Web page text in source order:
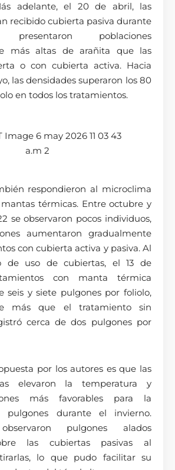
adelante, el 20 de abril, las
recibido cubierta pasiva durante
poblaciones
más altas de arañita que las
o con cubierta activa. Hacia
las densidades superaron los 80
en todos los tratamientos.
respondieron al microclima
térmicas. Entre octubre y
se observaron pocos individuos,
aumentaron gradualmente
con cubierta activa y pasiva. Al
de uso de cubiertas, el 13 de
con manta térmica
seis y siete pulgones por foliolo,
más que el tratamiento sin
cerca de dos pulgones por
por los autores es que las
elevaron la temperatura y
más favorables para la
pulgones durante el invierno.
pulgones alados
las cubiertas pasivas al
lo que pudo facilitar su